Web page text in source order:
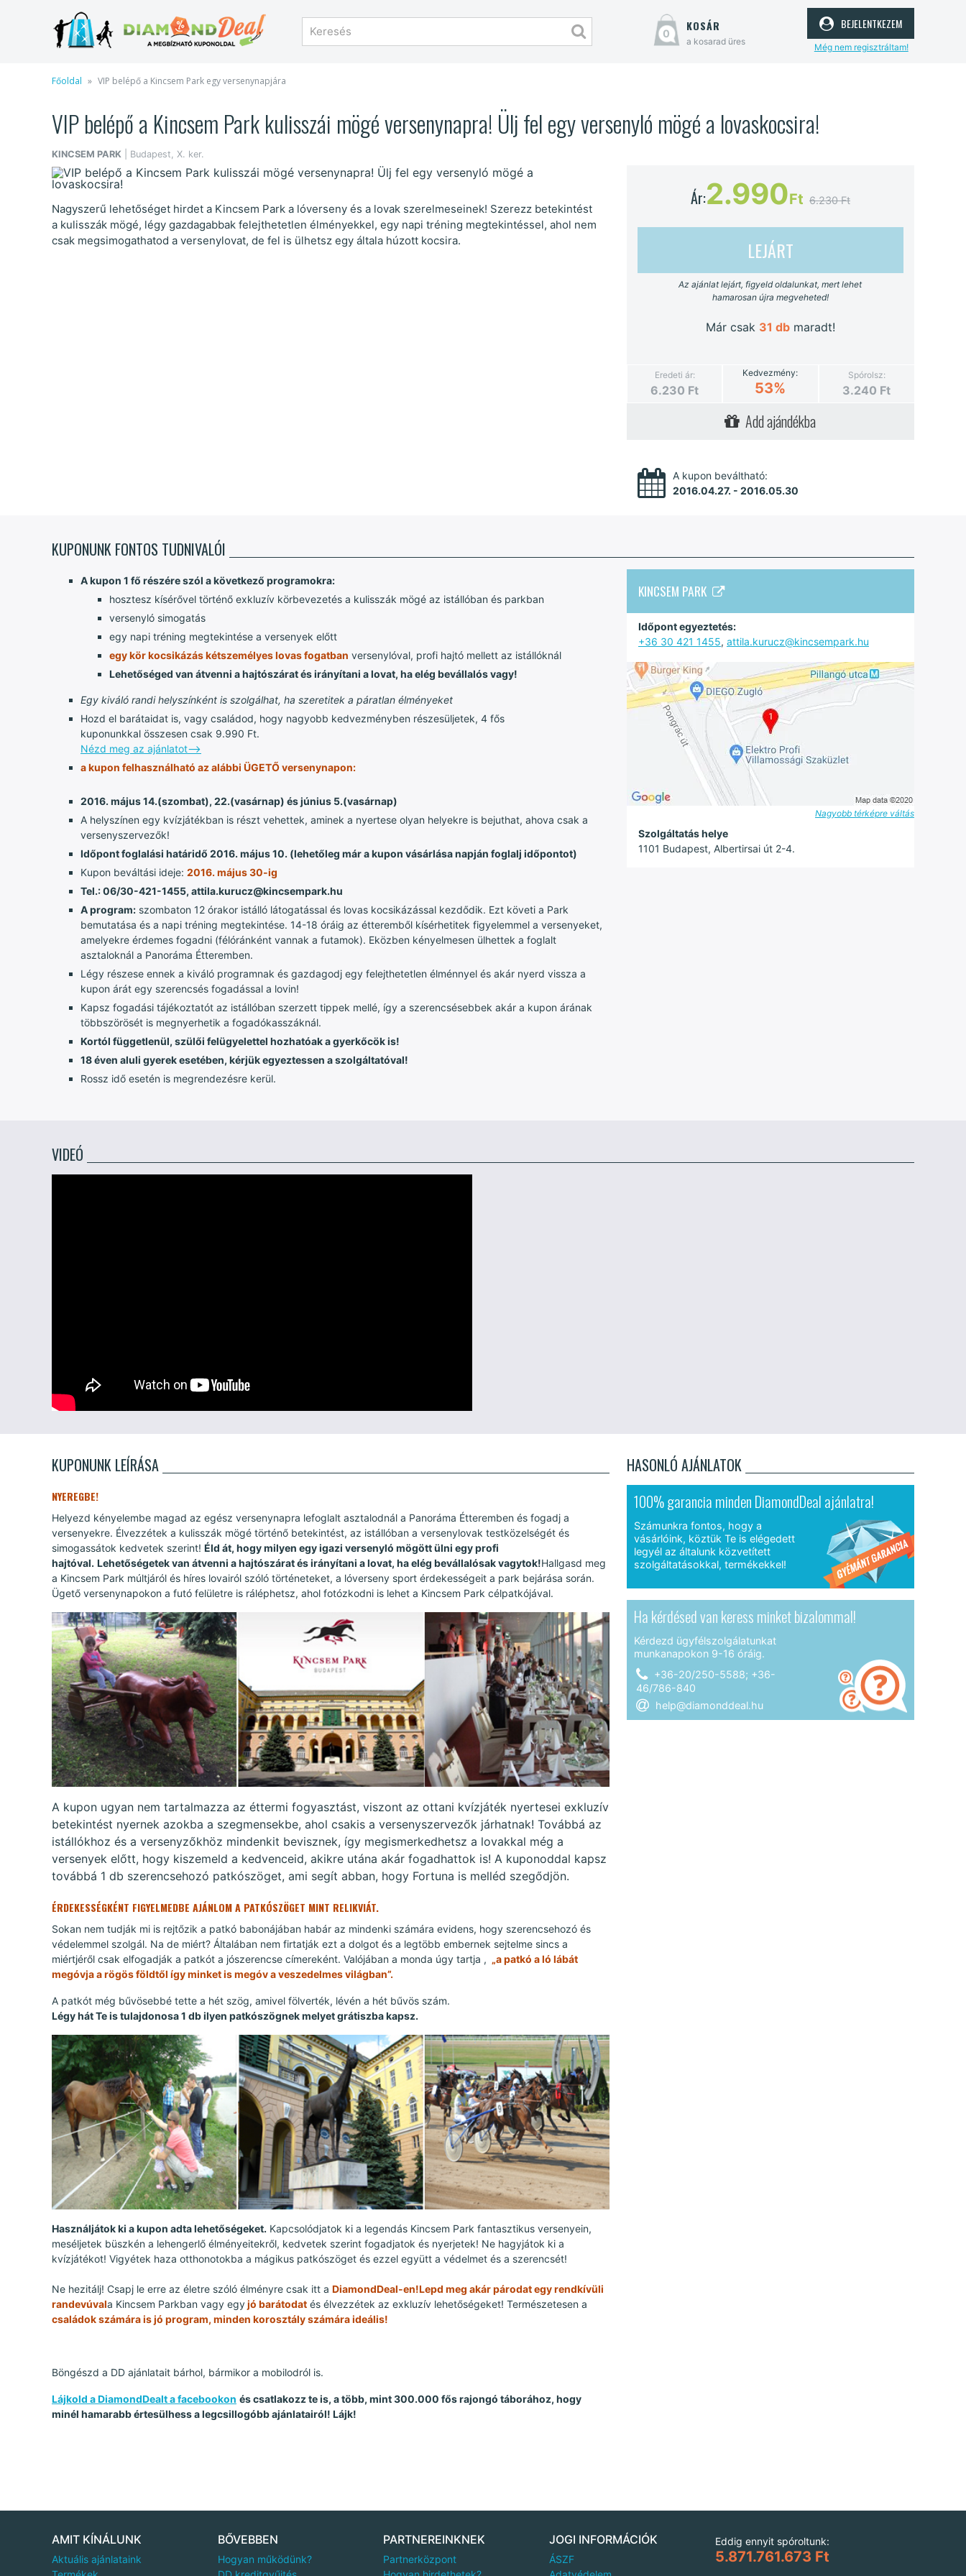
0 kosár
a kosarad üres
bejelentkezem
Még nem regisztráltam!
Főoldal VIP belépő a Kincsem Park egy versenynapjára
VIP belépő a Kincsem Park kulisszái mögé versenynapra! Ülj fel egy versenyló mögé a lovaskocsira!
KINCSEM PARK | Budapest, X. ker.
Nagyszerű lehetőséget hirdet a Kincsem Park a lóverseny és a lovak szerelmeseinek! Szerezz betekintést
a kulisszák mögé, légy gazdagabbak felejthetetlen élményekkel, egy napi tréning megtekintéssel, ahol nem
csak megsimogathatod a versenylovat, de fel is ülhetsz egy általa húzott kocsira.
Ár:2.990Ft 6.230 Ft
LEJÁRT
Az ajánlat lejárt, figyeld oldalunkat, mert lehet
hamarosan újra megveheted!
Már csak 31 dbmaradt!
Eredeti ár:
6.230 Ft
Kedvezmény:
53%
Spórolsz:
3.240 Ft
Add ajándékba
A kupon beváltható:
2016.04.27. - 2016.05.30
KUPONUNK FONTOS TUDNIVALÓI
A kupon 1 fő részére szól a következő programokra:
hosztesz kísérővel történő exkluzív körbevezetés a kulisszák mögé az istállóban és parkban
versenyló simogatás
egy napi tréning megtekintése a versenyek előtt
egy kör kocsikázás kétszemélyes lovas fogatban versenylóval, profi hajtó mellett az istállóknál
Lehetőséged van átvenni a hajtószárat és irányítani a lovat, ha elég bevállalós vagy!
Egy kiváló randi helyszínként is szolgálhat, ha szeretitek a páratlan élményeket
Hozd el barátaidat is, vagy családod, hogy nagyobb kedvezményben részesüljetek, 4 fős
kuponunkkal összesen csak 9.990 Ft.
Nézd meg az ajánlatot-->
a kupon felhasználható az alábbi ÜGETŐ versenynapon:
2016. május 14.(szombat), 22.(vasárnap) és június 5.(vasárnap)
A helyszínen egy kvízjátékban is részt vehettek, aminek a nyertese olyan helyekre is bejuthat, ahova csak a
versenyszervezők!
Időpont foglalási határidő 2016. május 10. (lehetőleg már a kupon vásárlása napján foglalj időpontot)
Kupon beváltási ideje: 2016. május 30-ig
Tel.: 06/30-421-1455, attila.kurucz@kincsempark.hu
A program: szombaton 12 órakor istálló látogatással és lovas kocsikázással kezdődik. Ezt követi a Park
bemutatása és a napi tréning megtekintése. 14-18 óráig az étteremből kísérhetitek figyelemmel a versenyeket,
amelyekre érdemes fogadni (félóránként vannak a futamok). Eközben kényelmesen ülhettek a foglalt
asztaloknál a Panoráma Étteremben.
Légy részese ennek a kiváló programnak és gazdagodj egy felejthetetlen élménnyel és akár nyerd vissza a
kupon árát egy szerencsés fogadással a lovin!
Kapsz fogadási tájékoztatót az istállóban szerzett tippek mellé, így a szerencsésebbek akár a kupon árának
többszörösét is megnyerhetik a fogadókasszáknál.
Kortól függetlenül, szülői felügyelettel hozhatóak a gyerkőcök is!
18 éven aluli gyerek esetében, kérjük egyeztessen a szolgáltatóval!
Rossz idő esetén is megrendezésre kerül.
KINCSEM PARK
Időpont egyeztetés:
+36 30 421 1455, attila.kurucz@kincsempark.hu
Nagyobb térképre váltás
Szolgáltatás helye
1101 Budapest, Albertirsai út 2-4.
VIDEÓ
KUPONUNK LEÍRÁSA
NYEREGBE!
Helyezd kényelembe magad az egész versenynapra lefoglalt asztalodnál a Panoráma Étteremben és fogadj a
versenyekre. Élvezzétek a kulisszák mögé történő betekintést, az istállóban a versenylovak testközelségét és
simogassátok kedvetek szerint! Éld át, hogy milyen egy igazi versenyló mögött ülni egy profi
hajtóval. Lehetőségetek van átvenni a hajtószárat és irányítani a lovat, ha elég bevállalósak vagytok!Hallgasd meg
a Kincsem Park múltjáról és híres lovairól szóló történeteket, a lóverseny sport érdekességeit a park bejárása során.
Ügető versenynapokon a futó felületre is ráléphetsz, ahol fotózkodni is lehet a Kincsem Park célpatkójával.
A kupon ugyan nem tartalmazza az éttermi fogyasztást, viszont az ottani kvízjáték nyertesei exkluzív
betekintést nyernek azokba a szegmensekbe, ahol csakis a versenyszervezők járhatnak! Továbbá az
istállókhoz és a versenyzőkhöz mindenkit bevisznek, így megismerkedhetsz a lovakkal még a
versenyek előtt, hogy kiszemeld a kedvenceid, akikre utána akár fogadhattok is! A kuponoddal kapsz
továbbá 1 db szerencsehozó patkószöget, ami segít abban, hogy Fortuna is melléd szegődjön.
ÉRDEKESSÉGKÉNT FIGYELMEDBE AJÁNLOM A PATKÓSZÖGET MINT RELIKVIÁT.
Sokan nem tudják mi is rejtőzik a patkó babonájában habár az mindenki számára evidens, hogy szerencsehozó és
védelemmel szolgál. Na de miért? Általában nem firtatják ezt a dolgot és a legtöbb embernek sejtelme sincs a
miértjéről csak elfogadják a patkót a jószerencse címereként. Valójában a monda úgy tartja , „a patkó a ló lábát
megóvja a rögös földtől így minket is megóv a veszedelmes világban”.
A patkót még bűvösebbé tette a hét szög, amivel fölverték, lévén a hét bűvös szám.
Légy hát Te is tulajdonosa 1 db ilyen patkószögnek melyet grátiszba kapsz.
Használjátok ki a kupon adta lehetőségeket. Kapcsolódjatok ki a legendás Kincsem Park fantasztikus versenyein,
meséljetek büszkén a lehengerlő élményeitekről, kedvetek szerint fogadjatok és nyerjetek! Ne hagyjátok ki a
kvízjátékot! Vigyétek haza otthonotokba a mágikus patkószöget és ezzel együtt a védelmet és a szerencsét!
Ne hezitálj! Csapj le erre az életre szóló élményre csak itt a DiamondDeal-en!Lepd meg akár párodat egy rendkívüli
randevúvala Kincsem Parkban vagy egyjó barátodat és élvezzétek az exkluzív lehetőségeket! Természetesen a
családok számára is jó program, minden korosztály számára ideális!
Böngészd a DD ajánlatait bárhol, bármikor a mobilodról is.
Lájkold a DiamondDealt a facebookon és csatlakozz te is, a több, mint 300.000 fős rajongó táborához, hogy
minél hamarabb értesülhess a legcsillogóbb ajánlatairól! Lájk!
HASONLÓ AJÁNLATOK
100% garancia minden DiamondDeal ajánlatra!
Számunkra fontos, hogy a
vásárlóink, köztük Te is elégedett
legyél az általunk közvetített
szolgáltatásokkal, termékekkel!
Ha kérdésed van keress minket bizalommal!
Kérdezd ügyfélszolgálatunkat
munkanapokon 9-16 óráig.
+36-20/250-5588; +36-
46/786-840
help@diamonddeal.hu
AMIT KÍNÁLUNK
Aktuális ajánlataink
BŐVEBBEN
Hogyan működünk?
PARTNEREINKNEK
Partnerközpont
JOGI INFORMÁCIÓK
ÁSZF
Eddig ennyit spóroltunk:
5.871.761.673 Ft